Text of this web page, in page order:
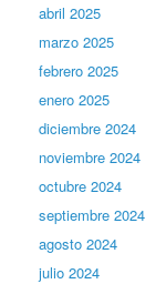
abril 2025
marzo 2025
febrero 2025
enero 2025
diciembre 2024
noviembre 2024
octubre 2024
septiembre 2024
agosto 2024
julio 2024